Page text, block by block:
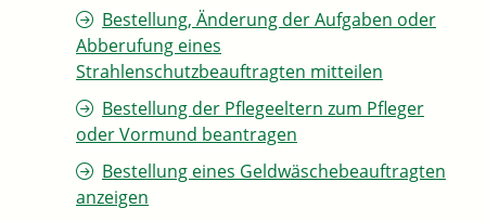
Bestellung, Änderung der Aufgaben oder
Abberufung eines
Strahlenschutzbeauftragten mitteilen
Bestellung der Pflegeeltern zum Pfleger
oder Vormund beantragen
Bestellung eines Geldwäschebeauftragten
anzeigen